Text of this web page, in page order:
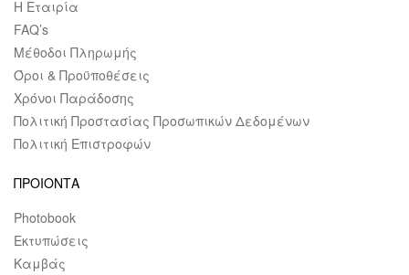
Η Εταιρία
FAQ’s
Μέθοδοι Πληρωμής
Όροι & Προϋποθέσεις
Χρόνοι Παράδοσης
Πολιτική Προστασίας Προσωπικών Δεδομένων
Πολιτική Επιστροφών
ΠΡΟΙΟΝΤΑ
Photobook
Εκτυπώσεις
Καμβάς